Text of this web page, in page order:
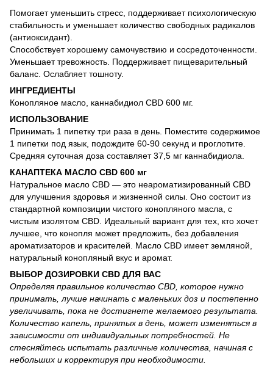
Помогает уменьшить стресс, поддерживает психологическую
стабильность и уменьшает количество свободных радикалов
(антиоксидант).
Способствует хорошему самочувствию и сосредоточенности.
Уменьшает тревожность. Поддерживает пищеварительный
баланс. Ослабляет тошноту.
ИНГРЕДИЕНТЫ
Конопляное масло, каннабидиол CBD 600 мг.
ИСПОЛЬЗОВАНИЕ
Принимать 1 пипетку три раза в день. Поместите содержимое
1 пипетки под язык, подождите 60-90 секунд и проглотите.
Средняя суточная доза составляет 37,5 мг каннабидиола.
КАНАПТЕКА МАСЛО CBD 600 мг
Натуральное масло CBD — это неароматизированный CBD
для улучшения здоровья и жизненной силы. Оно состоит из
стандартной композиции чистого конопляного масла, с
чистым изолятом CBD. Идеальный вариант для тех, кто хочет
лучшее, что конопля может предложить, без добавления
ароматизаторов и красителей. Масло CBD имеет земляной,
натуральный конопляный вкус и аромат.
ВЫБОР ДОЗИРОВКИ CBD ДЛЯ ВАС
Определяя правильное количество CBD, которое нужно
принимать, лучше начинать с маленьких доз и постепенно
увеличивать, пока не достигнете желаемого результата.
Количество капель, принятых в день, может изменяться в
зависимости от индивидуальных потребностей. Не
стесняйтесь испытать различные количества, начиная с
небольших и корректируя при необходимости.